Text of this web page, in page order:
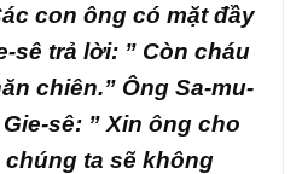
con ông có mặt đầy
sê trả lời: ” Còn cháu
chiên.” Ông Sa-mu-
sê: ” Xin ông cho
ta sẽ không